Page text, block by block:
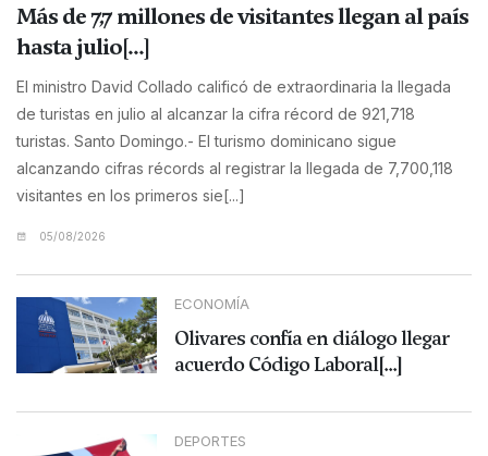
Más de 7,7 millones de visitantes llegan al país
hasta julio[...]
El ministro David Collado calificó de extraordinaria la llegada
de turistas en julio al alcanzar la cifra récord de 921,718
turistas. Santo Domingo.- El turismo dominicano sigue
alcanzando cifras récords al registrar la llegada de 7,700,118
visitantes en los primeros sie[...]
05/08/2026
ECONOMÍA
Olivares confía en diálogo llegar
acuerdo Código Laboral[...]
DEPORTES